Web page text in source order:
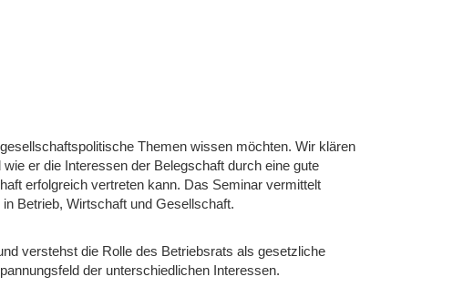
Themen wissen möchten. Wir klären
er die Interessen der Belegschaft durch eine gute
erfolgreich vertreten kann. Das Seminar vermittelt
Betrieb, Wirtschaft und Gesellschaft.
verstehst die Rolle des Betriebsrats als gesetzliche
der unterschiedlichen Interessen.